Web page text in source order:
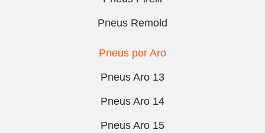
Pneus Remold
Pneus por Aro
Pneus Aro 13
Pneus Aro 14
Pneus Aro 15